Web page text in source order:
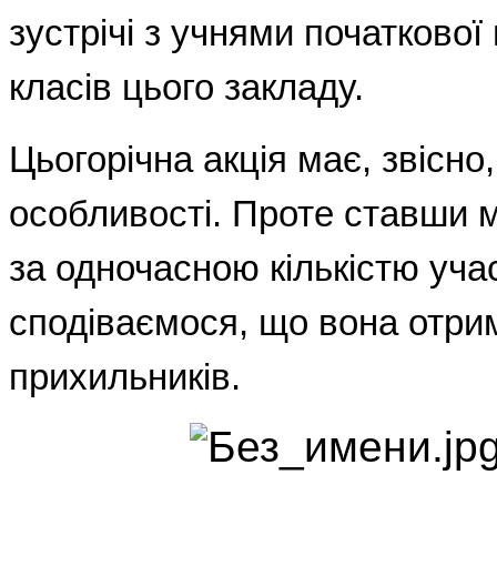
зустрічі з учнями
класів цього закладу.
Цьогорічна акція має,
особливості. Проте
за одночасною кількістю
сподіваємося, що вона
прихильників.